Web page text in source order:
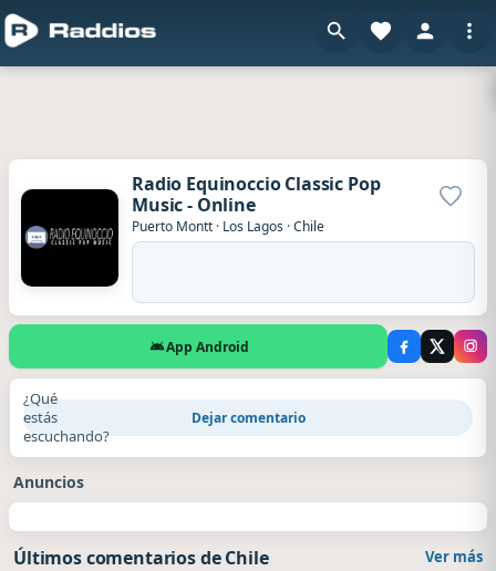
Radio Equinoccio Classic Pop
Music - Online
Puerto Montt · Los Lagos ·Chile
App Android
¿Qué
estás
escuchando?
Dejar comentario
Anuncios
Últimos comentarios de Chile Ver más